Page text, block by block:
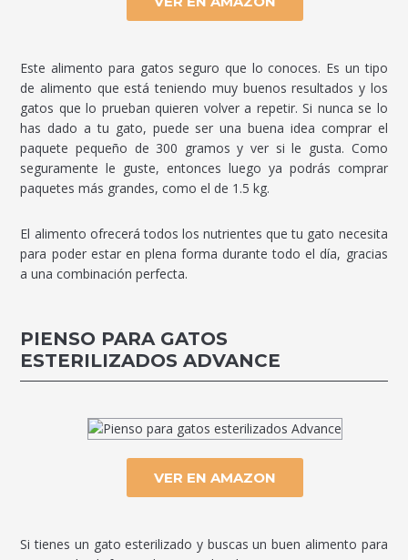
Este alimento para gatos seguro que lo conoces. Es un tipo
de alimento que está teniendo muy buenos resultados y los
gatos que lo prueban quieren volver a repetir. Si nunca se lo
has dado a tu gato, puede ser una buena idea comprar el
paquete pequeño de 300 gramos y ver si le gusta. Como
seguramente le guste, entonces luego ya podrás comprar
paquetes más grandes, como el de 1.5 kg.
El alimento ofrecerá todos los nutrientes que tu gato necesita
para poder estar en plena forma durante todo el día, gracias
a una combinación perfecta.
PIENSO PARA GATOS
ESTERILIZADOS ADVANCE
VER EN AMAZON
Si tienes un gato esterilizado y buscas un buen alimento para